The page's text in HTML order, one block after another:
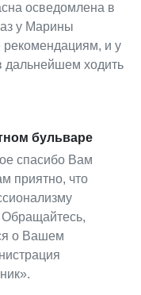
осведомлена в
у Марины
и у
дальнейшем ходить
бульваре
спасибо Вам
приятно, что
Обращайтесь,
о Вашем